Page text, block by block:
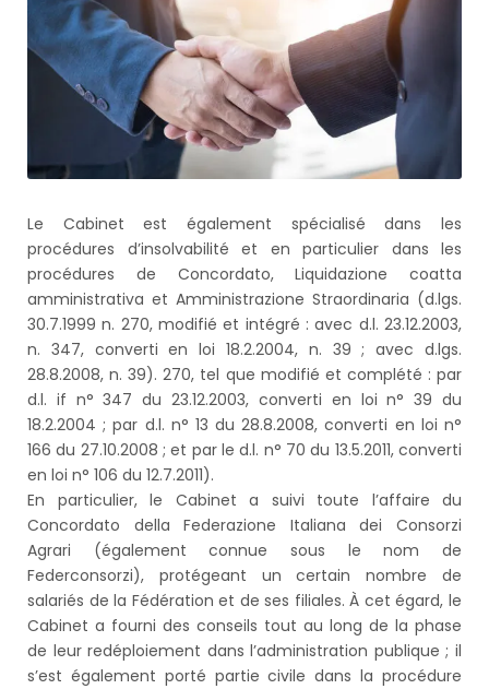
Le Cabinet est également spécialisé dans les
procédures d’insolvabilité et en particulier dans les
procédures de Concordato, Liquidazione coatta
amministrativa et Amministrazione Straordinaria (d.lgs.
30.7.1999 n. 270, modifié et intégré : avec d.l. 23.12.2003,
n. 347, converti en loi 18.2.2004, n. 39 ; avec d.lgs.
28.8.2008, n. 39). 270, tel que modifié et complété : par
d.l. if n° 347 du 23.12.2003, converti en loi n° 39 du
18.2.2004 ; par d.l. n° 13 du 28.8.2008, converti en loi n°
166 du 27.10.2008 ; et par le d.l. n° 70 du 13.5.2011, converti
en loi n° 106 du 12.7.2011).
En particulier, le Cabinet a suivi toute l’affaire du
Concordato della Federazione Italiana dei Consorzi
Agrari (également connue sous le nom de
Federconsorzi), protégeant un certain nombre de
salariés de la Fédération et de ses filiales. À cet égard, le
Cabinet a fourni des conseils tout au long de la phase
de leur redéploiement dans l’administration publique ; il
s’est également porté partie civile dans la procédure